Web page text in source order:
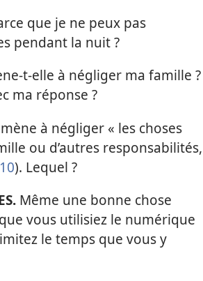
que je ne peux pas
pendant la nuit ?
​t-​elle à négliger ma famille ?
ma réponse ?
à négliger « les choses
ou d’autres responsabilités,
). Lequel ?
Même une bonne chose
vous utilisiez le numérique
le temps que vous y